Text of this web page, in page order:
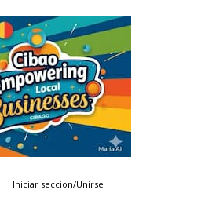
Iniciar seccion/Unirse